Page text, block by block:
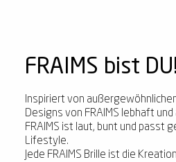
FRAIMS bist DU!
Inspiriert von
Designs von FRAIMS lebhaft
FRAIMS ist laut, bunt und passt
Lifestyle.
Jede FRAIMS Brille ist die